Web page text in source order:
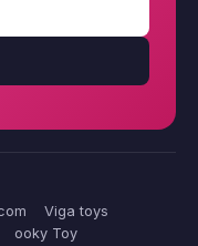
Viga toys
ooky Toy